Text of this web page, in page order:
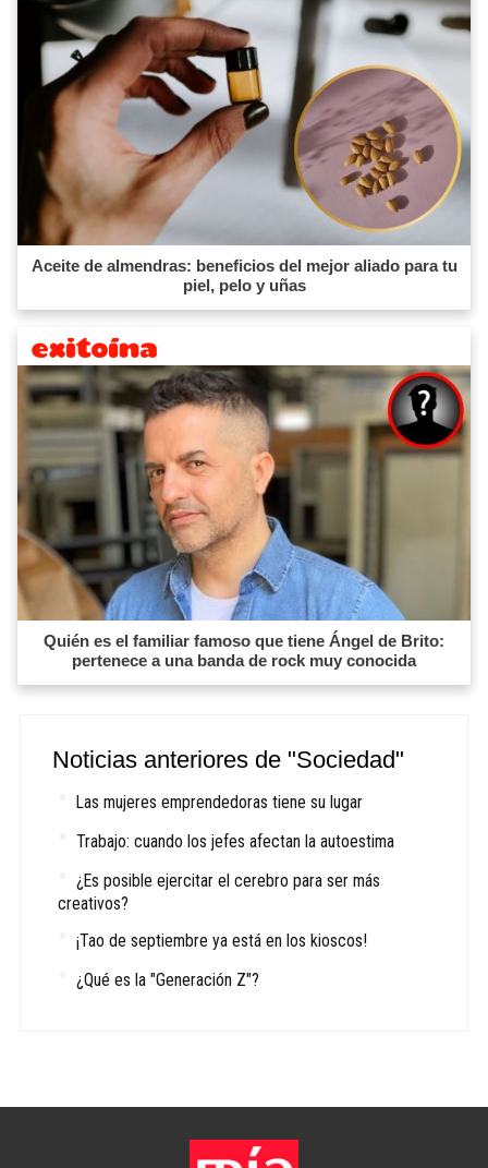
Aceite de almendras: beneficios del mejor aliado para tu
piel, pelo y uñas
Quién es el familiar famoso que tiene Ángel de Brito:
pertenece a una banda de rock muy conocida
Noticias anteriores de "Sociedad"
Las mujeres emprendedoras tiene su lugar
Trabajo: cuando los jefes afectan la autoestima
¿Es posible ejercitar el cerebro para ser más
creativos?
¡Tao de septiembre ya está en los kioscos!
¿Qué es la "Generación Z"?